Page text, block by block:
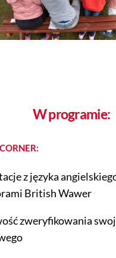
W programie:
z języka
British Wawer
zweryfikowania